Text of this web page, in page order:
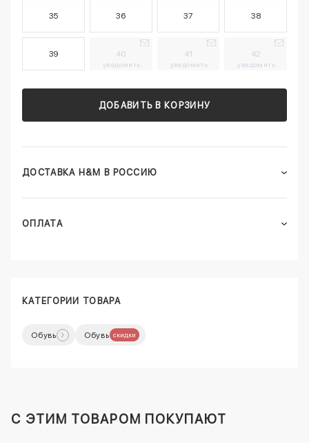
35 36 37 38
39 40
уведомить
41
уведомить
42
уведомить
ДОБАВИТЬ В КОРЗИНУ
ДОСТАВКА H&M В РОССИЮ
ОПЛАТА
КАТЕГОРИИ ТОВАРА
Обувь Обувь скидки
C ЭТИМ ТОВАРОМ ПОКУПАЮТ